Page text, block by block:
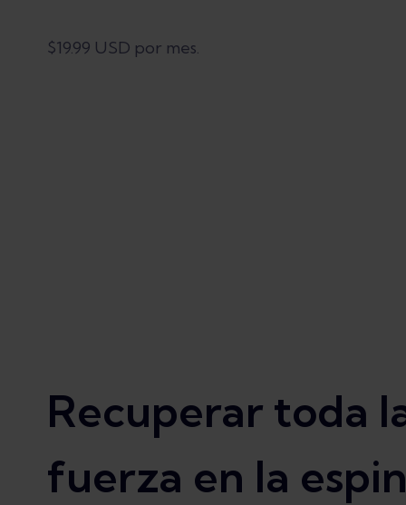
$19.99 USD por mes.
Recuperar toda
fuerza en la